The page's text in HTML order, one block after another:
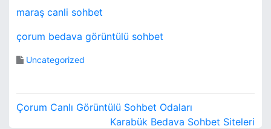
maraş canli sohbet
çorum bedava görüntülü sohbet
Uncategorized
Y
Çorum Canlı Görüntülü Sohbet Odaları
Karabük Bedava Sohbet Siteleri